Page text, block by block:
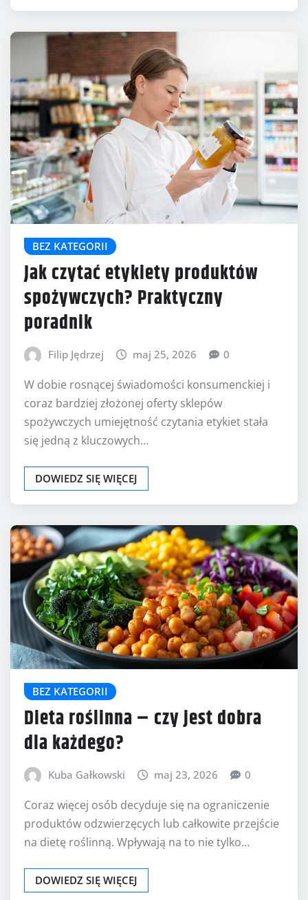
BEZ KATEGORII
Jak czytać etykiety produktów
spożywczych? Praktyczny
poradnik
Filip Jędrzej maj 25, 2026 0
W dobie rosnącej świadomości konsumenckiej i
coraz bardziej złożonej oferty sklepów
spożywczych umiejętność czytania etykiet stała
się jedną z kluczowych…
DOWIEDZ SIĘ WIĘCEJ
BEZ KATEGORII
Dieta roślinna – czy jest dobra
dla każdego?
Kuba Gałkowski maj 23, 2026 0
Coraz więcej osób decyduje się na ograniczenie
produktów odzwierzęcych lub całkowite przejście
na dietę roślinną. Wpływają na to nie tylko…
DOWIEDZ SIĘ WIĘCEJ